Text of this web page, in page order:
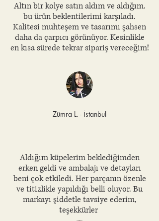
Altın bir kolye satın aldım ve aldığım.
bu ürün beklentilerimi karşıladı.
Kalitesi muhteşem ve tasarımı şahsen
daha da çarpıcı görünüyor. Kesinlikle
en kısa sürede tekrar sipariş vereceğim!
Zümra L. - İstanbul
Aldığım küpelerim beklediğimden
erken geldi ve ambalajı ve detayları
beni çok etkiledi. Her parçanın özenle
ve titizlikle yapıldığı belli oluyor. Bu
markayı şiddetle tavsiye ederim,
teşekkürler